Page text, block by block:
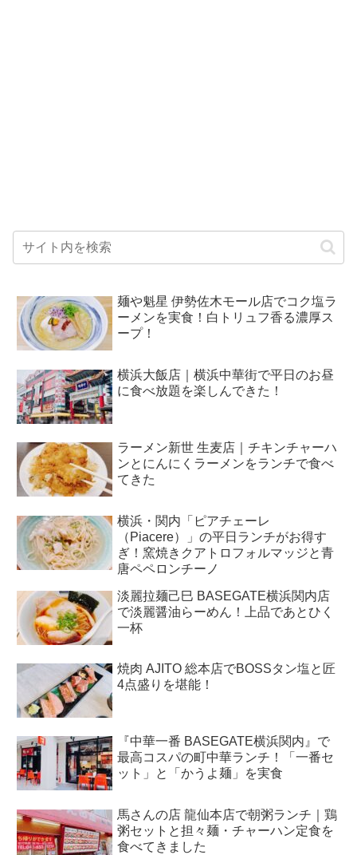
麺や魁星 伊勢佐木モール店でコク塩ラ
ーメンを実食！白トリュフ香る濃厚ス
ープ！
横浜大飯店｜横浜中華街で平日のお昼
に食べ放題を楽しんできた！
ラーメン新世 生麦店｜チキンチャーハ
ンとにんにくラーメンをランチで食べ
てきた
横浜・関内「ピアチェーレ
（Piacere）」の平日ランチがお得す
ぎ！窯焼きクアトロフォルマッジと青
唐ペペロンチーノ
淡麗拉麺己巳 BASEGATE横浜関内店
で淡麗醤油らーめん！上品であとひく
一杯
焼肉 AJITO 総本店でBOSSタン塩と匠
4点盛りを堪能！
『中華一番 BASEGATE横浜関内』で
最高コスパの町中華ランチ！「一番セ
ット」と「かうよ麺」を実食
馬さんの店 龍仙本店で朝粥ランチ｜鶏
粥セットと担々麺・チャーハン定食を
食べてきました